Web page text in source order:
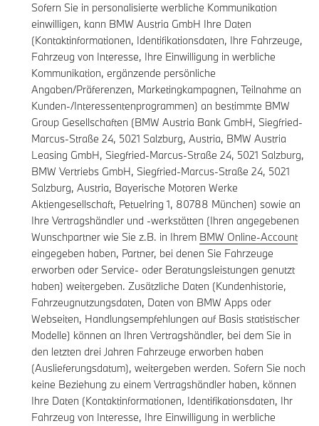
Sofern Sie in personalisierte werbliche Kommunikation
einwilligen, kann BMW Austria GmbH Ihre Daten
(Kontaktinformationen, Identifikationsdaten, Ihre Fahrzeuge,
Fahrzeug von Interesse, Ihre Einwilligung in werbliche
Kommunikation, ergänzende persönliche
Angaben/Präferenzen, Marketingkampagnen, Teilnahme an
Kunden-/Interessentenprogrammen) an bestimmte BMW
Group Gesellschaften (BMW Austria Bank GmbH, Siegfried-
Marcus-Straße 24, 5021 Salzburg, Austria, BMW Austria
Leasing GmbH, Siegfried-Marcus-Straße 24, 5021 Salzburg,
BMW Vertriebs GmbH, Siegfried-Marcus-Straße 24, 5021
Salzburg, Austria, Bayerische Motoren Werke
Aktiengesellschaft, Petuelring 1, 80788 München) sowie an
Ihre Vertragshändler und -werkstätten (Ihren angegebenen
Wunschpartner wie Sie z.B. in Ihrem BMW Online-Account
eingegeben haben, Partner, bei denen Sie Fahrzeuge
erworben oder Service- oder Beratungsleistungen genutzt
haben) weitergeben. Zusätzliche Daten (Kundenhistorie,
Fahrzeugnutzungsdaten, Daten von BMW Apps oder
Webseiten, Handlungsempfehlungen auf Basis statistischer
Modelle) können an Ihren Vertragshändler, bei dem Sie in
den letzten drei Jahren Fahrzeuge erworben haben
(Auslieferungsdatum), weitergeben werden. Sofern Sie noch
keine Beziehung zu einem Vertragshändler haben, können
Ihre Daten (Kontaktinformationen, Identifikationsdaten, Ihr
Fahrzeug von Interesse, Ihre Einwilligung in werbliche